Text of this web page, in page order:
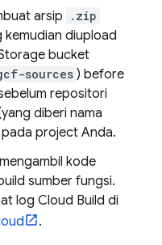
arsip .zip
diupload
bucket
sources ) before
repositori
diberi nama
pada project Anda.
kode
sumber fungsi.
log Cloud Build di
.